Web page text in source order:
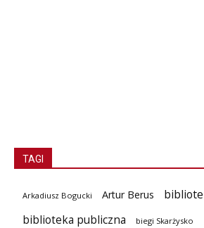
TAGI
Arkadiusz Bogucki Artur Berus
biblioteka publiczna
biegi Skarżysko